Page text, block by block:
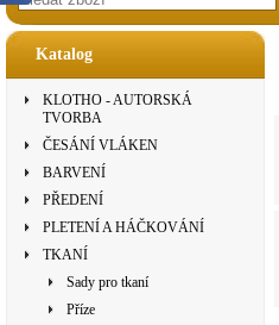
Katalog
KLOTHO - AUTORSKÁ
TVORBA
ČESÁNÍ VLÁKEN
BARVENÍ
PŘEDENÍ
PLETENÍ A HÁČKOVÁNÍ
TKANÍ
Sady pro tkaní
Příze